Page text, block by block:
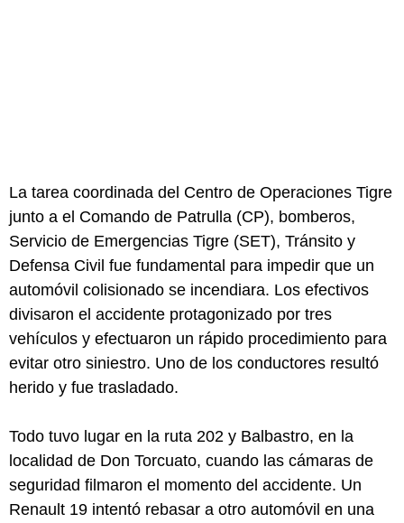
La tarea coordinada del Centro de Operaciones Tigre
junto a el Comando de Patrulla (CP), bomberos,
Servicio de Emergencias Tigre (SET), Tránsito y
Defensa Civil fue fundamental para impedir que un
automóvil colisionado se incendiara. Los efectivos
divisaron el accidente protagonizado por tres
vehículos y efectuaron un rápido procedimiento para
evitar otro siniestro. Uno de los conductores resultó
herido y fue trasladado.
Todo tuvo lugar en la ruta 202 y Balbastro, en la
localidad de Don Torcuato, cuando las cámaras de
seguridad filmaron el momento del accidente. Un
Renault 19 intentó rebasar a otro automóvil en una